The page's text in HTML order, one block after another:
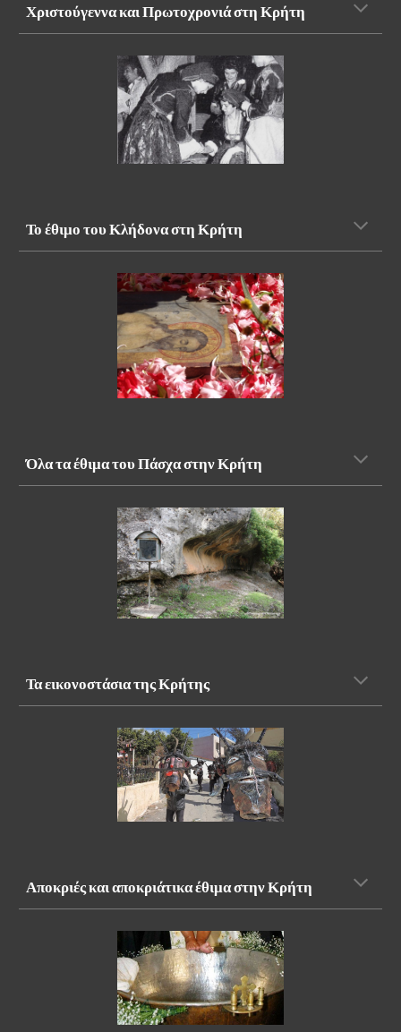
Χριστούγεννα και Πρωτοχρονιά στη Κρήτη
Το έθιμο του Κλήδονα στη Κρήτη
Όλα τα έθιμα του Πάσχα στην Κρήτη
Τα εικονοστάσια της Κρήτης
Αποκριές και αποκριάτικα έθιμα στην Κρήτη